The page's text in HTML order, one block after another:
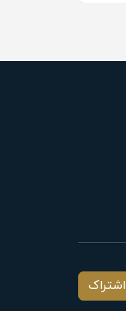
اشتراک